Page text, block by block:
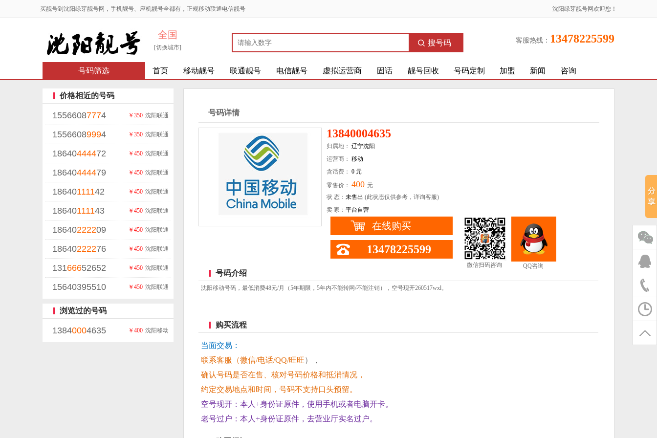
沈阳绿芽靓号网欢迎您！
买靓号到沈阳绿芽靓号网，手机靓号、座机靓号全都有，正规移动联通电信靓号
全国
[切换城市]
搜号码 客服热线： 13478225599
号码筛选 首页 移动靓号 联通靓号 电信靓号 虚拟运营商 固话 靓号回收 号码定制 加盟 新闻 咨询
价格相近的号码
15566087774 沈阳联通
￥350
15566089994 沈阳联通
￥350
18640444472 沈阳联通
￥450
18640444479 沈阳联通
￥450
18640111142 沈阳联通
￥450
18640111143 沈阳联通
￥450
18640222209 沈阳联通
￥450
18640222276 沈阳联通
￥450
13166652652 沈阳联通
￥450
15640395510 沈阳联通
￥450
浏览过的号码
13840004635 沈阳移动
￥400
号码详情
13840004635
归属地： 辽宁沈阳
运营商： 移动
含话费： 0 元
零售价： 400 元
状 态： 未售出 (此状态仅供参考，详询客服)
卖 家： 平台自营
在线购买
13478225599
微信扫码咨询 QQ咨询
号码介绍
沈阳移动号码，最低消费48元/月（5年期限，5年内不能转网/不能注销），空号现开260517wxl。
购买流程
当面交易：
联系客服（微信/电话/QQ/旺旺），
确认号码是否在售、核对号码价格和抵消情况，
约定交易地点和时间，号码不支持口头预留。
空号现开：本人+身份证原件，使用手机或者电脑开卡。
老号过户：本人+身份证原件，去营业厅实名过户。